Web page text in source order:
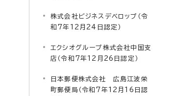
株式会社ビジネスデベロップ（令
和7年12月24日認定）
エクシオグループ株式会社中国支
店（令和7年12月26日認定）
日本郵便株式会社 広島江波栄
町郵便局（令和7年12月16日認